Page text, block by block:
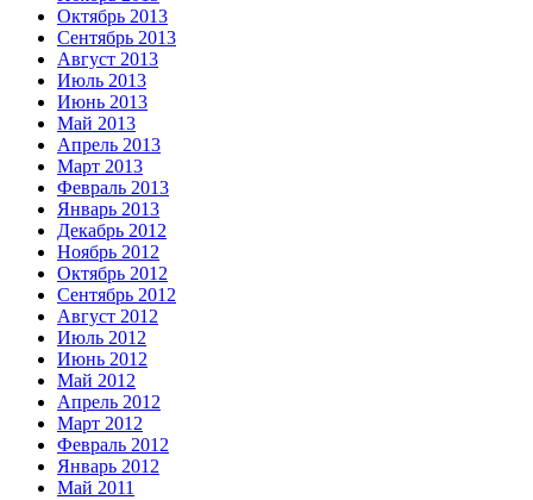
Октябрь 2013
Сентябрь 2013
Август 2013
Июль 2013
Июнь 2013
Май 2013
Апрель 2013
Март 2013
Февраль 2013
Январь 2013
Декабрь 2012
Ноябрь 2012
Октябрь 2012
Сентябрь 2012
Август 2012
Июль 2012
Июнь 2012
Май 2012
Апрель 2012
Март 2012
Февраль 2012
Январь 2012
Май 2011